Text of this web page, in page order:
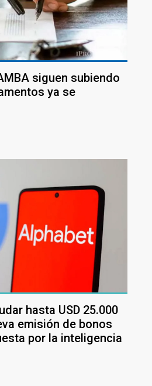
siguen subiendo
ya se
hasta USD 25.000
emisión de bonos
por la inteligencia